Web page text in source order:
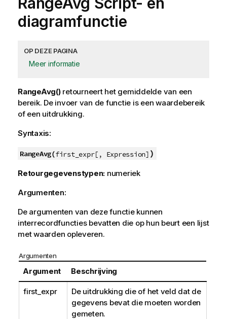
diagramfunctie
OP DEZE PAGINA
Meer informatie
RangeAvg()retourneert het gemiddelde van een
bereik. De invoer van de functie is een waardebereik
of een uitdrukking.
Syntaxis:
RangeAvg(first_expr[, Expression] )
Retourgegevenstypen: numeriek
Argumenten:
De argumenten van deze functie kunnen
interrecordfuncties bevatten die op hun beurt een lijst
met waarden opleveren.
Argumenten
Argument Beschrijving
first_expr
De uitdrukking die of het veld dat de
gegevens bevat die moeten worden
gemeten.